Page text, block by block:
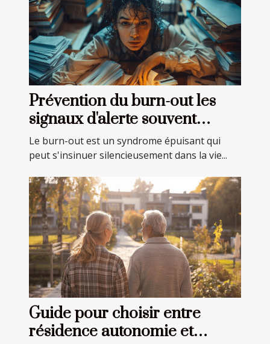
Prévention du burn-out les
signaux d'alerte souvent
ignorés
Le burn-out est un syndrome épuisant qui
peut s'insinuer silencieusement dans la vie...
Guide pour choisir entre
résidence autonomie et